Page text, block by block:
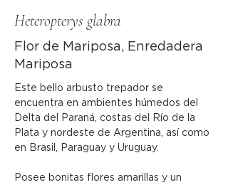
Heteropterys glabra
Flor de Mariposa, Enredadera
Mariposa
Este bello arbusto trepador se
encuentra en ambientes húmedos del
Delta del Paraná, costas del Río de la
Plata y nordeste de Argentina, así como
en Brasil, Paraguay y Uruguay.
Posee bonitas flores amarillas y un